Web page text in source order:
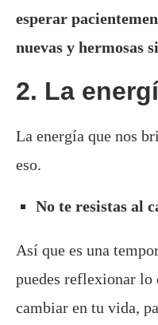
esperar
nuevas y hermosas
2. La
La energía que nos
eso.
No te resistas al
Así que es una
puedes reflexionar lo
cambiar en tu vida,